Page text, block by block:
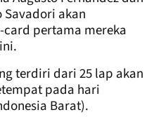
akan
pertama mereka
terdiri dari 25 lap akan
pada hari
Barat).